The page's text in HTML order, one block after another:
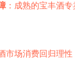
：成熟的宝丰酒
市场消费回归理